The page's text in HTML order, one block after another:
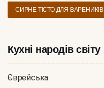
СИРНЕ ТІСТО ДЛЯ ВАРЕНИКІВ
Кухні народів світу
Єврейська